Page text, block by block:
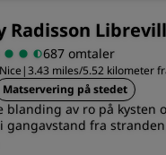
Radisson
687 omtaler
|3.43 miles/5.52 kilometer
Matservering på stedet
blanding av ro på kysten
gangavstand fra